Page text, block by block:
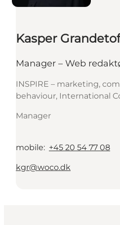
Kasper
Manager – Web
INSPIRE – marketing,
behaviour, International
Manager
mobile: +45 20 54 77 08
kgr@woco.dk